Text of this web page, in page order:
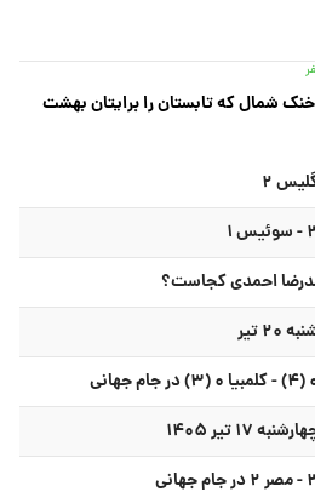
خنک شمال که تابستان را برایتان بهشت
احمدی کجاست؟
تیر
تیر ۱۴۰۵